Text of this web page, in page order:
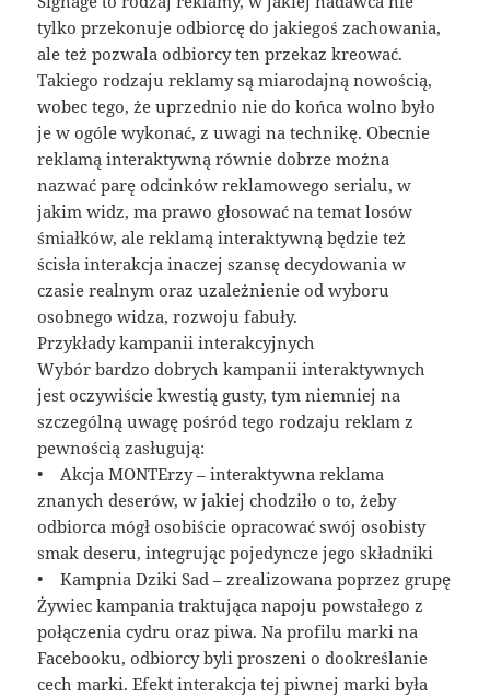
tylko przekonuje odbiorcę do jakiegoś zachowania,
ale też pozwala odbiorcy ten przekaz kreować.
Takiego rodzaju reklamy są miarodajną nowością,
wobec tego, że uprzednio nie do końca wolno było
je w ogóle wykonać, z uwagi na technikę. Obecnie
reklamą interaktywną równie dobrze można
nazwać parę odcinków reklamowego serialu, w
jakim widz, ma prawo głosować na temat losów
śmiałków, ale reklamą interaktywną będzie też
ścisła interakcja inaczej szansę decydowania w
czasie realnym oraz uzależnienie od wyboru
osobnego widza, rozwoju fabuły.
Przykłady kampanii interakcyjnych
Wybór bardzo dobrych kampanii interaktywnych
jest oczywiście kwestią gusty, tym niemniej na
szczególną uwagę pośród tego rodzaju reklam z
pewnością zasługują:
• Akcja MONTErzy – interaktywna reklama
znanych deserów, w jakiej chodziło o to, żeby
odbiorca mógł osobiście opracować swój osobisty
smak deseru, integrując pojedyncze jego składniki
• Kampnia Dziki Sad – zrealizowana poprzez grupę
Żywiec kampania traktująca napoju powstałego z
połączenia cydru oraz piwa. Na profilu marki na
Facebooku, odbiorcy byli proszeni o dookreślanie
cech marki. Efekt interakcja tej piwnej marki była